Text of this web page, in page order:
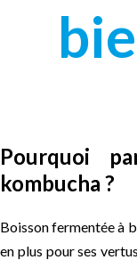
Pourquoi
kombucha ?
Boisson fermentée à
en plus pour ses